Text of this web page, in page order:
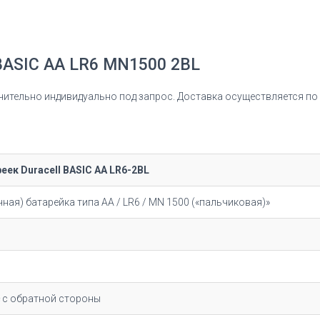
АА LR6 MN1500 2BL
индивидуально под запрос. Доставка осуществляется по
Duracell BASIC AA LR6-2BL
батарейка типа AA / LR6 / MN 1500 («пальчиковая)»
с обратной стороны